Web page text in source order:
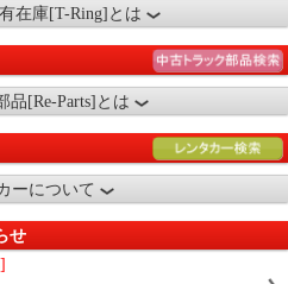
在庫[T-Ring]とは
品[Re-Parts]とは
ーについて
せ